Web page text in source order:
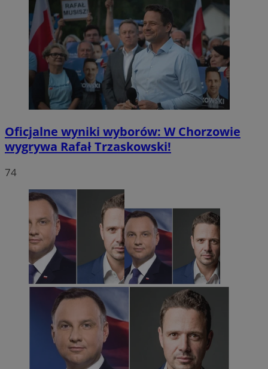
Oficjalne wyniki wyborów: W Chorzowie
wygrywa Rafał Trzaskowski!
74